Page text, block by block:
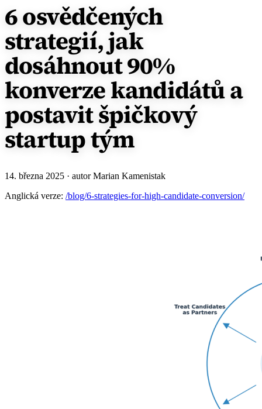
6 osvědčených
strategií, jak
dosáhnout 90%
konverze kandidátů a
postavit špičkový
startup tým
14. března 2025 · autor Marian Kamenistak
Anglická verze: /blog/6-strategies-for-high-candidate-conversion/